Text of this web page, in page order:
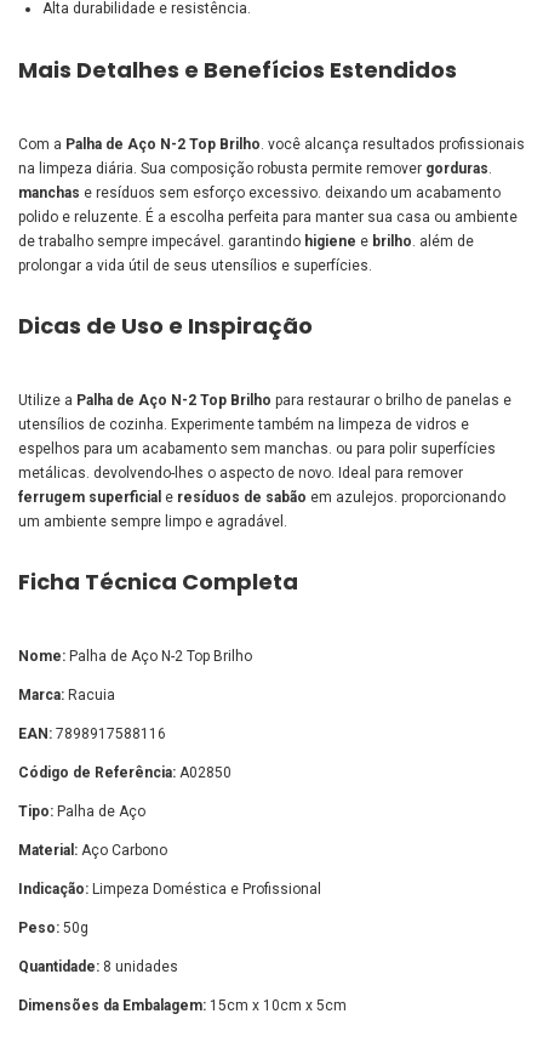
Alta durabilidade e resistência.
Mais Detalhes e Benefícios Estendidos
Com a Palha de Aço N-2 Top Brilho. você alcança resultados profissionais
na limpeza diária. Sua composição robusta permite remover gorduras.
manchas e resíduos sem esforço excessivo. deixando um acabamento
polido e reluzente. É a escolha perfeita para manter sua casa ou ambiente
de trabalho sempre impecável. garantindo higiene e brilho. além de
prolongar a vida útil de seus utensílios e superfícies.
Dicas de Uso e Inspiração
Utilize a Palha de Aço N-2 Top Brilho para restaurar o brilho de panelas e
utensílios de cozinha. Experimente também na limpeza de vidros e
espelhos para um acabamento sem manchas. ou para polir superfícies
metálicas. devolvendo-lhes o aspecto de novo. Ideal para remover
ferrugem superficial e resíduos de sabão em azulejos. proporcionando
um ambiente sempre limpo e agradável.
Ficha Técnica Completa
Nome: Palha de Aço N-2 Top Brilho
Marca: Racuia
EAN: 7898917588116
Código de Referência: A02850
Tipo: Palha de Aço
Material: Aço Carbono
Indicação: Limpeza Doméstica e Profissional
Peso: 50g
Quantidade: 8 unidades
Dimensões da Embalagem: 15cm x 10cm x 5cm